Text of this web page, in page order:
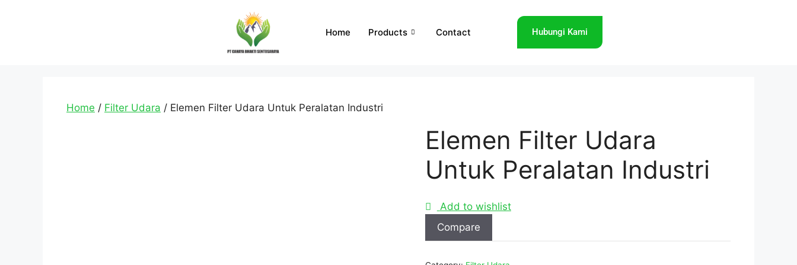
Home Products Contact Hubungi Kami
Home / Filter Udara / Elemen Filter Udara Untuk Peralatan Industri
Elemen Filter Udara
Untuk Peralatan Industri
Add to wishlist
Compare